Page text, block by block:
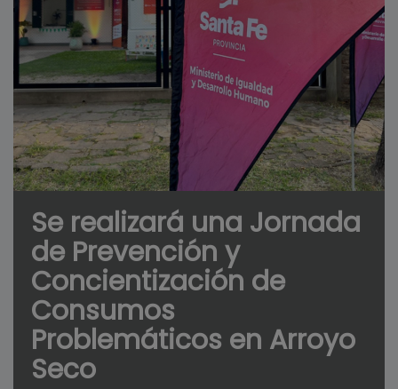
Se realizará una Jornada
de Prevención y
Concientización de
Consumos
Problemáticos en Arroyo
Seco